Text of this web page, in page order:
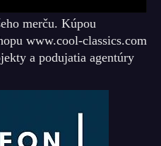
merču. Kúpou
www.cool-classics.com
a podujatia agentúry